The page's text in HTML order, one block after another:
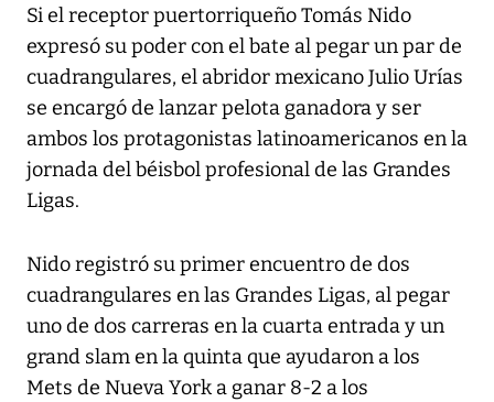
Si el receptor puertorriqueño Tomás Nido
expresó su poder con el bate al pegar un par de
cuadrangulares, el abridor mexicano Julio Urías
se encargó de lanzar pelota ganadora y ser
ambos los protagonistas latinoamericanos en la
jornada del béisbol profesional de las Grandes
Ligas.
Nido registró su primer encuentro de dos
cuadrangulares en las Grandes Ligas, al pegar
uno de dos carreras en la cuarta entrada y un
grand slam en la quinta que ayudaron a los
Mets de Nueva York a ganar 8-2 a los